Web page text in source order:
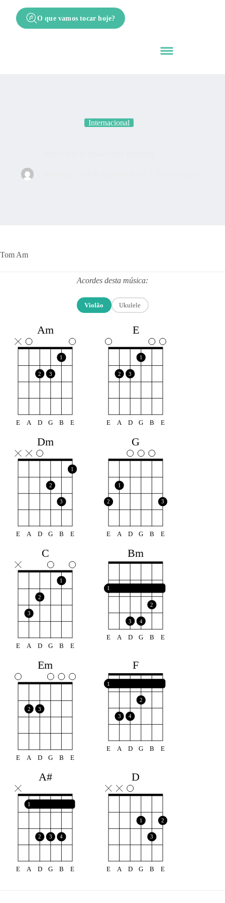
O que vamos tocar hoje?
Internacional
Tom Am
Acordes desta música:
Violão Ukulele
Am
2 3
1
E A D G B E
E
2 3
1
E A D G B E
Dm
2
3
1
E A D G B E
G
2
1
3
E A D G B E
C
3
2
1
E A D G B E
Bm
1
3 4
2
E A D G B E
Em
2 3
E A D G B E
F
1
3 4
2
E A D G B E
A#
1
2 3 4
E A D G B E
D
1
3
2
E A D G B E